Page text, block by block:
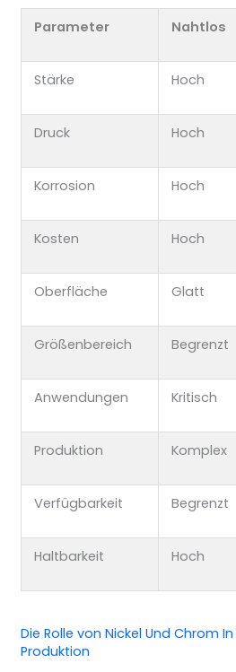
Parameter Nahtlos
Stärke Hoch
Druck Hoch
Korrosion Hoch
Kosten Hoch
Oberfläche Glatt
Größenbereich Begrenzt
Anwendungen Kritisch
Produktion Komplex
Verfügbarkeit Begrenzt
Haltbarkeit Hoch
Die Rolle von Nickel Und Chrom In
Produktion